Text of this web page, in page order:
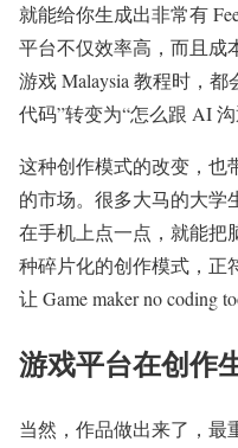
就能给你生成出非常有
平台不仅效率高，而且成
游戏 Malaysia 教程时，
代码”转变为“怎么跟 AI 沟
这种创作模式的改变，也
的市场。很多大马的大学
在手机上点一点，就能把
种碎片化的创作模式，正
让 Game maker no coding
游戏平台在创作
当然，作品做出来了，最